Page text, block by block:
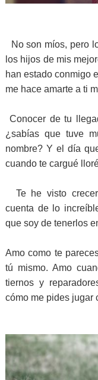
No son míos, pero
los hijos de mis
han estado conmigo
me hace amarte a ti
Conocer de tu
¿sabías que tuve
nombre? Y el día
cuando te cargué
Te he visto crecer
cuenta de lo
que soy de tenerlos
Amo como te
tú mismo. Amo
tiernos y
cómo me pides jugar